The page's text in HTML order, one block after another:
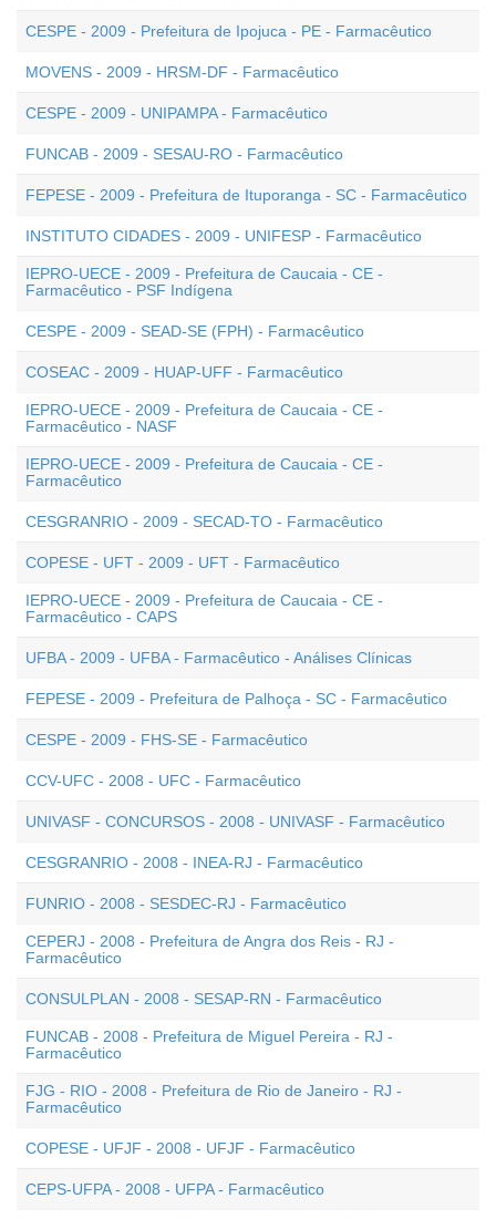
CESPE - 2009 - Prefeitura de Ipojuca - PE - Farmacêutico
MOVENS - 2009 - HRSM-DF - Farmacêutico
CESPE - 2009 - UNIPAMPA - Farmacêutico
FUNCAB - 2009 - SESAU-RO - Farmacêutico
FEPESE - 2009 - Prefeitura de Ituporanga - SC - Farmacêutico
INSTITUTO CIDADES - 2009 - UNIFESP - Farmacêutico
IEPRO-UECE - 2009 - Prefeitura de Caucaia - CE -
Farmacêutico - PSF Indígena
CESPE - 2009 - SEAD-SE (FPH) - Farmacêutico
COSEAC - 2009 - HUAP-UFF - Farmacêutico
IEPRO-UECE - 2009 - Prefeitura de Caucaia - CE -
Farmacêutico - NASF
IEPRO-UECE - 2009 - Prefeitura de Caucaia - CE -
Farmacêutico
CESGRANRIO - 2009 - SECAD-TO - Farmacêutico
COPESE - UFT - 2009 - UFT - Farmacêutico
IEPRO-UECE - 2009 - Prefeitura de Caucaia - CE -
Farmacêutico - CAPS
UFBA - 2009 - UFBA - Farmacêutico - Análises Clínicas
FEPESE - 2009 - Prefeitura de Palhoça - SC - Farmacêutico
CESPE - 2009 - FHS-SE - Farmacêutico
CCV-UFC - 2008 - UFC - Farmacêutico
UNIVASF - CONCURSOS - 2008 - UNIVASF - Farmacêutico
CESGRANRIO - 2008 - INEA-RJ - Farmacêutico
FUNRIO - 2008 - SESDEC-RJ - Farmacêutico
CEPERJ - 2008 - Prefeitura de Angra dos Reis - RJ -
Farmacêutico
CONSULPLAN - 2008 - SESAP-RN - Farmacêutico
FUNCAB - 2008 - Prefeitura de Miguel Pereira - RJ -
Farmacêutico
FJG - RIO - 2008 - Prefeitura de Rio de Janeiro - RJ -
Farmacêutico
COPESE - UFJF - 2008 - UFJF - Farmacêutico
CEPS-UFPA - 2008 - UFPA - Farmacêutico